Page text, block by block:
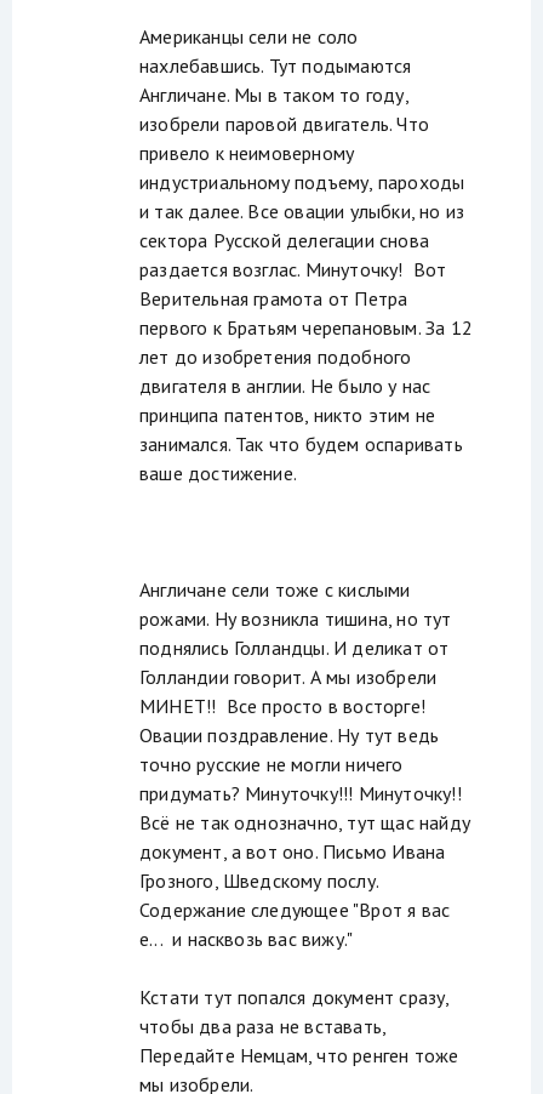
Американцы сели не соло
нахлебавшись. Тут подымаются
Англичане. Мы в таком то году,
изобрели паровой двигатель. Что
привело к неимоверному
индустриальному подъему, пароходы
и так далее. Все овации улыбки, но из
сектора Русской делегации снова
раздается возглас. Минуточку! Вот
Верительная грамота от Петра
первого к Братьям черепановым. За 12
лет до изобретения подобного
двигателя в англии. Не было у нас
принципа патентов, никто этим не
занимался. Так что будем оспаривать
ваше достижение.
Англичане сели тоже с кислыми
рожами. Ну возникла тишина, но тут
поднялись Голландцы. И деликат от
Голландии говорит. А мы изобрели
МИНЕТ!! Все просто в восторге!
Овации поздравление. Ну тут ведь
точно русские не могли ничего
придумать? Минуточку!!! Минуточку!!
Всё не так однозначно, тут щас найду
документ, а вот оно. Письмо Ивана
Грозного, Шведскому послу.
Содержание следующее "Врот я вас
е... и насквозь вас вижу."
Кстати тут попался документ сразу,
чтобы два раза не вставать,
Передайте Немцам, что ренген тоже
мы изобрели.